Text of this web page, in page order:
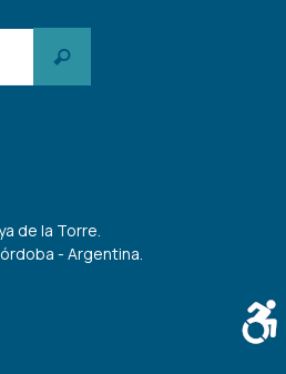
Buscar
de la Torre.
- Argentina.